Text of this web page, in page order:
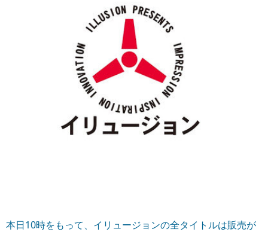
本日10時をもって、イリュージョンの全タイトルは販売が